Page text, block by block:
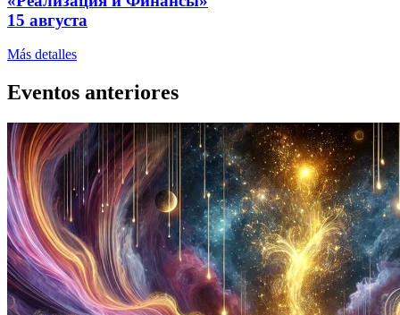
15 августа
Más detalles
Eventos anteriores